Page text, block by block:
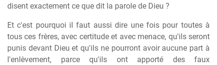
disent exactement ce que dit la parole de Dieu ?
Et c'est pourquoi il faut aussi dire une fois pour toutes à
tous ces frères, avec certitude et avec menace, qu'ils seront
punis devant Dieu et qu'ils ne pourront avoir aucune part à
l'enlèvement, parce qu'ils ont apporté des faux